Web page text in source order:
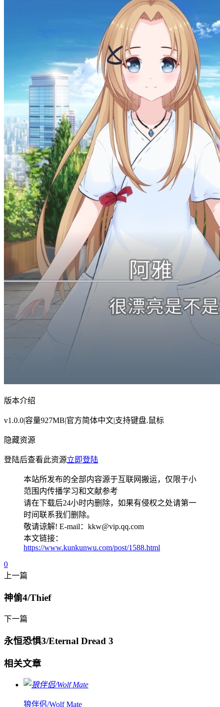
版本介绍
v1.0.0|容量927MB|官方简体中文|支持键盘.鼠标
隐藏资源
登陆后查看此资源立即登陆
本站所发布的全部内容源于互联网搬运，仅限于小
范围内传播学习和文献参考
请在下载后24小时内删除，如果有侵权之处请第一
时间联系我们删除。
敬请谅解! E-mail：kkw@vip.qq.com
本文链接：
https://www.kunkunwu.com/post/1588.html
0
上一篇
神偷4/Thief
下一篇
永恒恐惧3/Eternal Dread 3
相关文章
狼伴侣/Wolf Mate